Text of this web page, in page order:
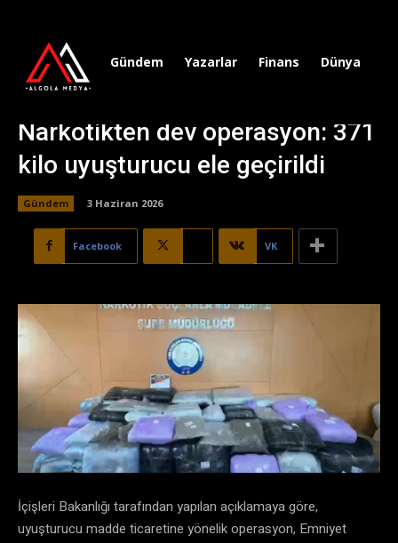
Gündem Yazarlar Finans Dünya
Narkotikten dev operasyon: 371
kilo uyuşturucu ele geçirildi
Gündem 3 Haziran 2026
Facebook VK
İçişleri Bakanlığı tarafından yapılan açıklamaya göre,
uyuşturucu madde ticaretine yönelik operasyon, Emniyet